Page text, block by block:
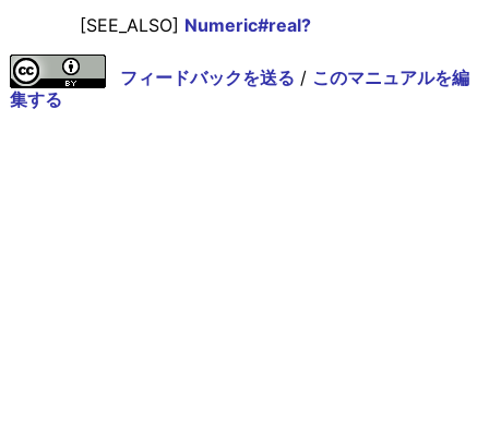
[SEE_ALSO] Numeric#real?
フィードバックを送る / このマニュアルを編
集する